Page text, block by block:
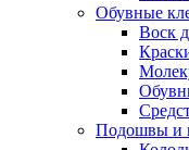
Обувные
Воск
Подошвы и